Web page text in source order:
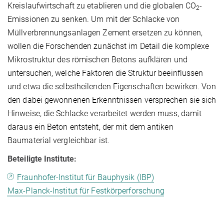
Kreislaufwirtschaft zu etablieren und die globalen CO2-
Emissionen zu senken. Um mit der Schlacke von
Müllverbrennungsanlagen Zement ersetzen zu können,
wollen die Forschenden zunächst im Detail die komplexe
Mikrostruktur des römischen Betons aufklären und
untersuchen, welche Faktoren die Struktur beeinflussen
und etwa die selbstheilenden Eigenschaften bewirken. Von
den dabei gewonnenen Erkenntnissen versprechen sie sich
Hinweise, die Schlacke verarbeitet werden muss, damit
daraus ein Beton entsteht, der mit dem antiken
Baumaterial vergleichbar ist.
Beteiligte Institute:
Fraunhofer-Institut für Bauphysik (IBP)
Max-Planck-Institut für Festkörperforschung